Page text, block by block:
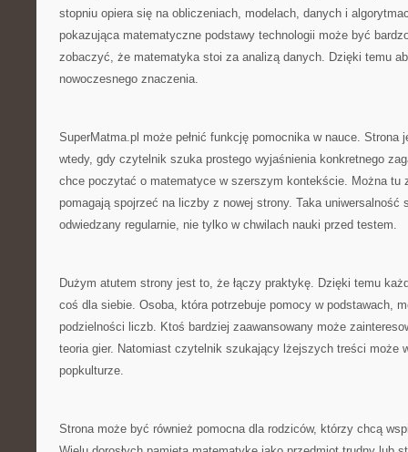
stopniu opiera się na obliczeniach, modelach, danych i
pokazująca matematyczne podstawy technologii może być
zobaczyć, że matematyka stoi za analizą danych. Dzięki temu
nowoczesnego znaczenia.
SuperMatma.pl może pełnić funkcję pomocnika w nauce. Strona
wtedy, gdy czytelnik szuka prostego wyjaśnienia konkretnego
chce poczytać o matematyce w szerszym kontekście. Można tu
pomagają spojrzeć na liczby z nowej strony. Taka uniwersalność
odwiedzany regularnie, nie tylko w chwilach nauki przed testem.
Dużym atutem strony jest to, że łączy praktykę. Dzięki temu
coś dla siebie. Osoba, która potrzebuje pomocy w podstawach,
podzielności liczb. Ktoś bardziej zaawansowany może
teoria gier. Natomiast czytelnik szukający lżejszych treści może
popkulturze.
Strona może być również pomocna dla rodziców, którzy chcą